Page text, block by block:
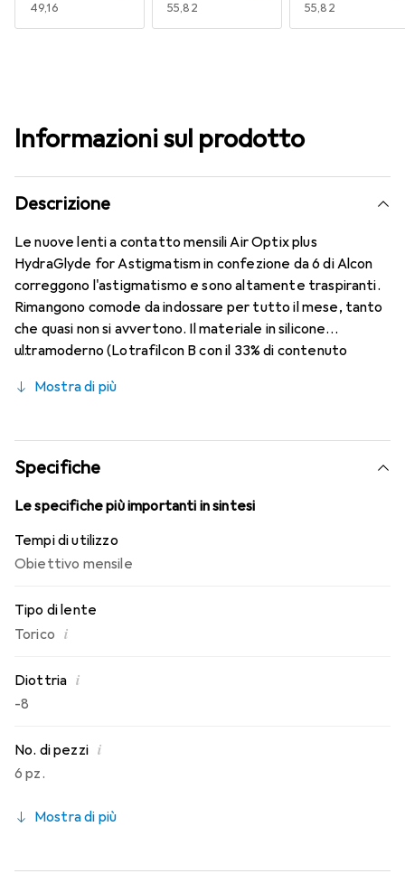
EUR
49,16 EUR
55,82 EUR
55,82
Informazioni sul prodotto
Descrizione
Le nuove lenti a contatto mensili Air Optix plus
HydraGlyde for Astigmatism in confezione da 6 di Alcon
correggono l'astigmatismo e sono altamente traspiranti.
Rimangono comode da indossare per tutto il mese, tanto
che quasi non si avvertono. Il materiale in silicone
ultramoderno (Lotrafilcon B con il 33% di contenuto
Moisture Matrix e la rinomata tecnologia SmartShield,
conosci. Indossare le lenti mensili è piacevole e senza
fastidi per tutto il giorno.
Mostra di più
Specifiche
Le specifiche più importanti in sintesi
Tempi di utilizzo
Obiettivo mensile
Tipo di lente
Torico i
Diottria i
-8
No. di pezzi i
6 pz.
Mostra di più